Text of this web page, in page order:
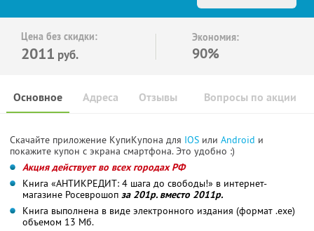
Цена без скидки:
2011 руб.
Экономия:
90%
Основное Отзывы Вопросы по акции
Адреса
Скачайте приложение КупиКупона для IOS или Android и
покажите купон с экрана смартфона. Это удобно :)
Акция действует во всех городах РФ
Книга «АНТИКРЕДИТ: 4 шага до свободы!» в интернет-
магазине Росеврошоп за 201р. вместо 2011р.
Книга выполнена в виде электронного издания (формат .exe)
объемом 13 Мб.